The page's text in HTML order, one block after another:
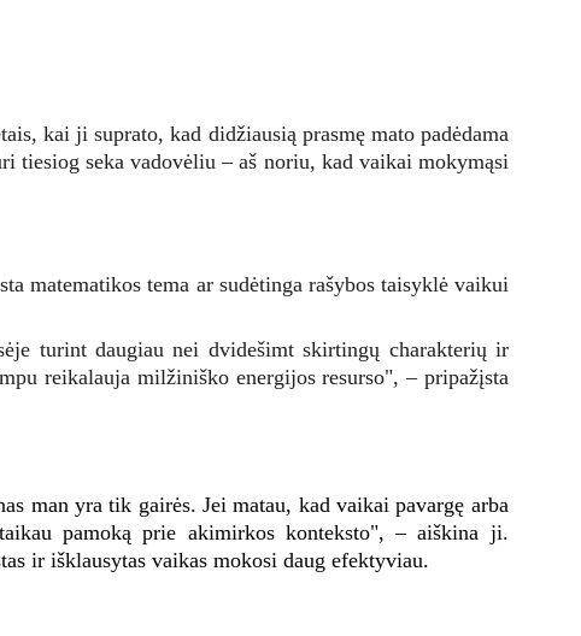
kai ji suprato, kad didžiausią prasmę mato padėdama
tiesiog seka vadovėliu – aš noriu, kad vaikai mokymąsi
matematikos tema ar sudėtinga rašybos taisyklė vaikui
turint daugiau nei dvidešimt skirtingų charakterių ir
reikalauja milžiniško energijos resurso", – pripažįsta
man yra tik gairės. Jei matau, kad vaikai pavargę arba
pamoką prie akimirkos konteksto", – aiškina ji.
ir išklausytas vaikas mokosi daug efektyviau.